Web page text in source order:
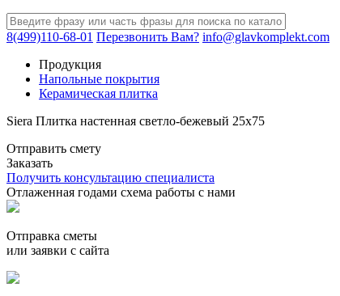
8(499)110-68-01 Перезвонить Вам? info@glavkomplekt.com
Продукция
Напольные покрытия
Керамическая плитка
Siera Плитка настенная светло-бежевый 25х75
Отправить смету
Заказать
Получить консультацию специалиста
Отлаженная годами схема работы с нами
Отправка сметы
или заявки с сайта